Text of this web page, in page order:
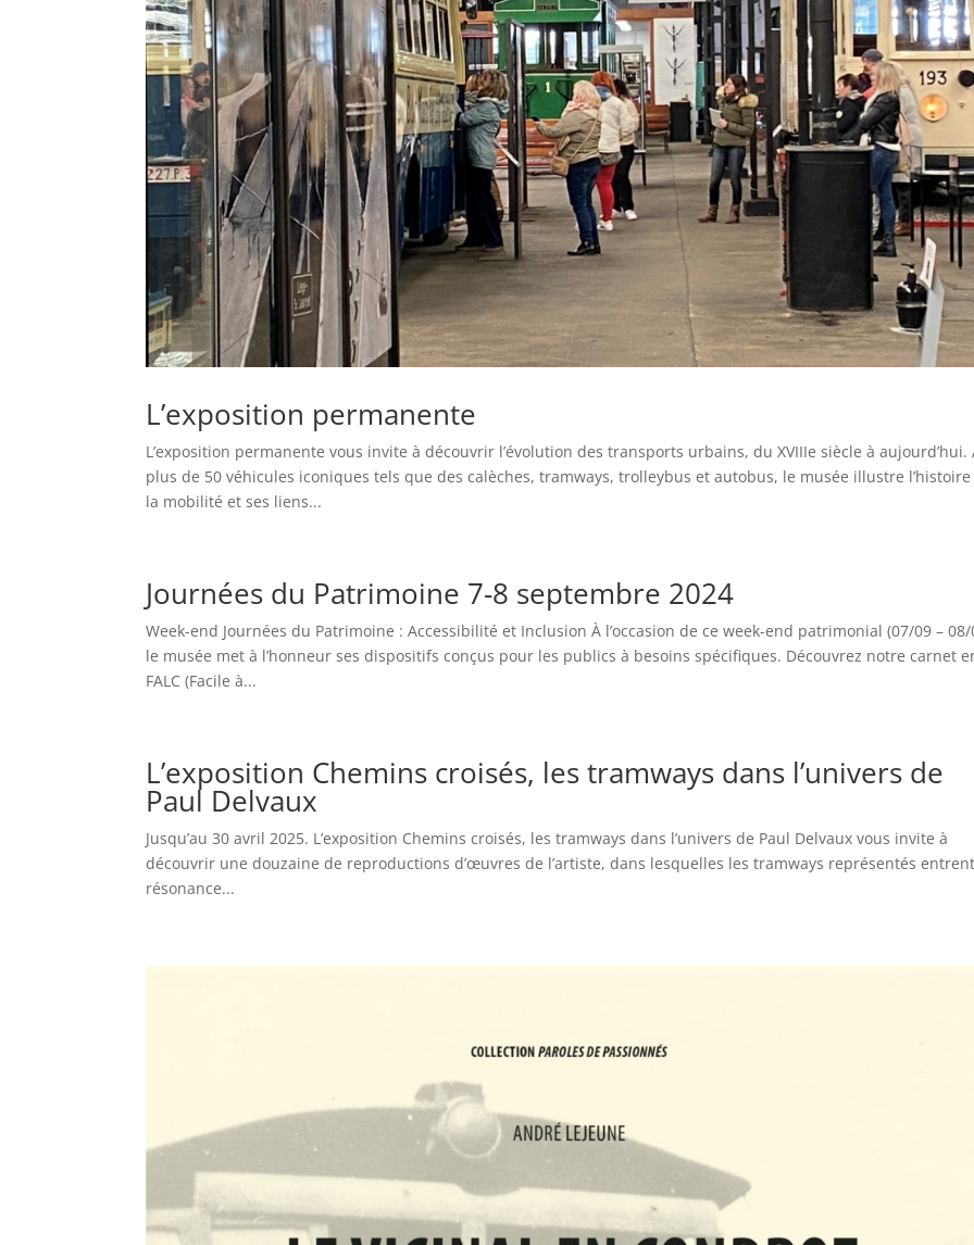
L’exposition permanente
L’exposition permanente vous invite à découvrir l’évolution des transports urbains, du XVIIIe siècle à aujourd’hui.
plus de 50 véhicules iconiques tels que des calèches, tramways, trolleybus et autobus, le musée illustre
la mobilité et ses liens...
Journées du Patrimoine 7-8 septembre 2024
Week-end Journées du Patrimoine : Accessibilité et Inclusion À l’occasion de ce week-end patrimonial (07/09 – 08/
le musée met à l’honneur ses dispositifs conçus pour les publics à besoins spécifiques. Découvrez notre carnet
FALC (Facile à...
L’exposition Chemins croisés, les tramways dans l’univers de
Paul Delvaux
Jusqu’au 30 avril 2025. L’exposition Chemins croisés, les tramways dans l’univers de Paul Delvaux vous invite à
découvrir une douzaine de reproductions d’œuvres de l’artiste, dans lesquelles les tramways représentés
résonance...